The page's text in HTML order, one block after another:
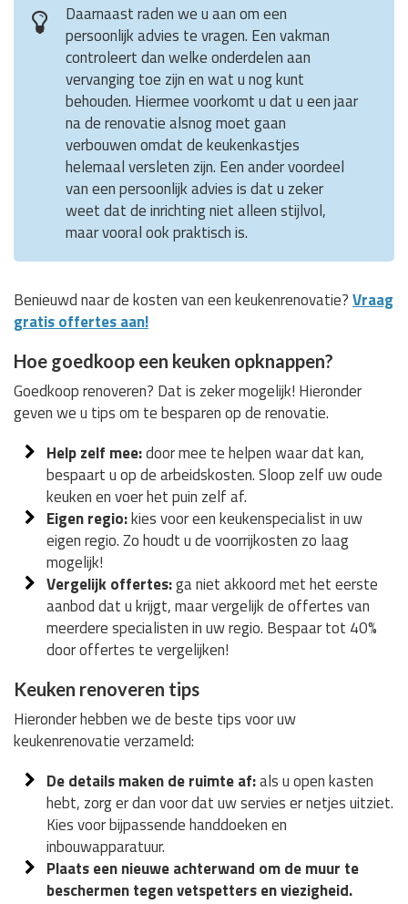
Daarnaast raden we u aan om een
persoonlijk advies te vragen. Een vakman
controleert dan welke onderdelen aan
vervanging toe zijn en wat u nog kunt
behouden. Hiermee voorkomt u dat u een jaar
na de renovatie alsnog moet gaan
verbouwen omdat de keukenkastjes
helemaal versleten zijn. Een ander voordeel
van een persoonlijk advies is dat u zeker
weet dat de inrichting niet alleen stijlvol,
maar vooral ook praktisch is.
Benieuwd naar de kosten van een keukenrenovatie?Vraag
gratis offertes aan!
Hoe goedkoop een keuken opknappen?
Goedkoop renoveren? Dat is zeker mogelijk! Hieronder
geven we u tips om te besparen op de renovatie.
Help zelf mee:door mee te helpen waar dat kan,
bespaart u op de arbeidskosten. Sloop zelf uw oude
keuken en voer het puin zelf af.
Eigen regio:kies voor een keukenspecialist in uw
eigen regio. Zo houdt u de voorrijkosten zo laag
mogelijk!
Vergelijk offertes:ga niet akkoord met het eerste
aanbod dat u krijgt, maar vergelijk de offertes van
meerdere specialisten in uw regio. Bespaar tot 40%
door offertes te vergelijken!
Keuken renoveren tips
Hieronder hebben we de beste tips voor uw
keukenrenovatie verzameld:
De details maken de ruimte af:als u open kasten
hebt, zorg er dan voor dat uw servies er netjes uitziet.
Kies voor bijpassende handdoeken en
inbouwapparatuur.
Plaats een nieuwe achterwand om de muur te
beschermen tegen vetspetters en viezigheid.